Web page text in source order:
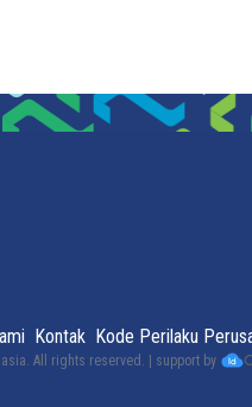
Kontak Kode Perilaku
. All rights reserved. | support by